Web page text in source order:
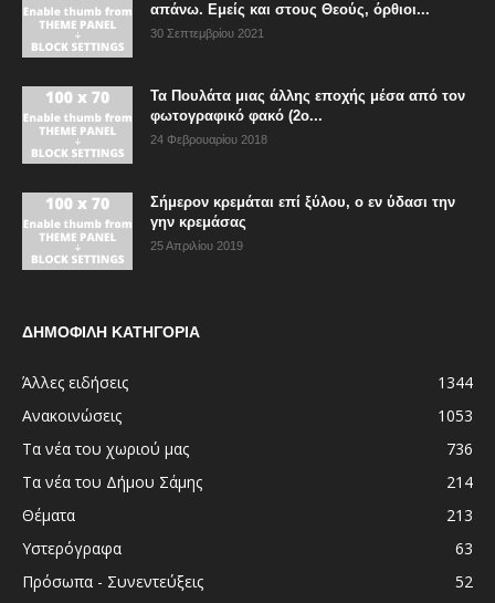
απάνω. Εμείς και στους Θεούς, όρθιοι...
30 Σεπτεμβρίου 2021
Τα Πουλάτα μιας άλλης εποχής μέσα από τον
φωτογραφικό φακό (2ο...
24 Φεβρουαρίου 2018
Σήμερον κρεμάται επί ξύλου, ο εν ύδασι την
γην κρεμάσας
25 Απριλίου 2019
ΔΗΜΟΦΙΛΗ ΚΑΤΗΓΟΡΙΑ
Άλλες ειδήσεις
1344
Ανακοινώσεις
1053
Τα νέα του χωριού μας
736
Τα νέα του Δήμου Σάμης
214
Θέματα
213
Υστερόγραφα
63
Πρόσωπα - Συνεντεύξεις
52